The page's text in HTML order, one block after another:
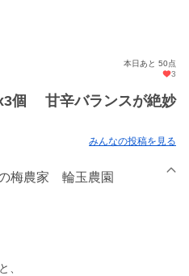
本日あと 50点
3
個 甘辛バランスが絶妙
みんなの投稿を見る
梅農家 輪玉農園
、